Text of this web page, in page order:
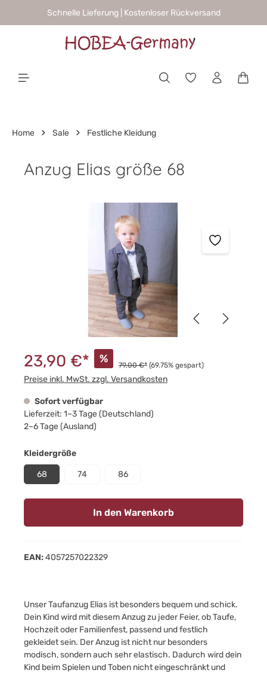
springenSchnelle Lieferung | Kostenloser Rückversand
Home Sale Festliche Kleidung
Anzug Elias größe 68
23,90 €* % 79,00 €* (69.75% gespart)
Preise inkl. MwSt. zzgl. Versandkosten
Sofort verfügbar
Lieferzeit: 1–3 Tage (Deutschland)
2–6 Tage (Ausland)
Kleidergrößeauswählen
68 74 86
In den Warenkorb
EAN: 4057257022329
Unser Taufanzug Elias ist besonders bequem und schick.
Dein Kind wird mit diesem Anzug zu jeder Feier, ob Taufe,
Hochzeit oder Familienfest, passend und festlich
gekleidet sein. Der Anzug ist nicht nur besonders
modisch, sondern auch sehr elastisch. Dadurch wird dein
Kind beim Spielen und Toben nicht eingeschränkt und